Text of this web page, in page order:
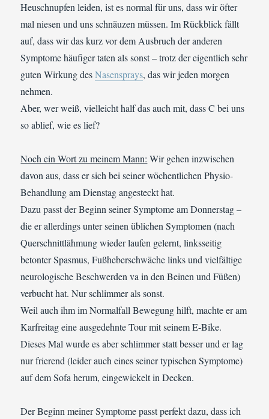
Heuschnupfen leiden, ist es normal für uns, dass wir öfter
mal niesen und uns schnäuzen müssen. Im Rückblick fällt
auf, dass wir das kurz vor dem Ausbruch der anderen
Symptome häufiger taten als sonst – trotz der eigentlich sehr
guten Wirkung desNasensprays, das wir jeden morgen
nehmen.
Aber, wer weiß, vielleicht half das auch mit, dass C bei uns
so ablief, wie es lief?
Noch ein Wort zu meinem Mann: Wir gehen inzwischen
davon aus, dass er sich bei seiner wöchentlichen Physio-
Behandlung am Dienstag angesteckt hat.
Dazu passt der Beginn seiner Symptome am Donnerstag –
die er allerdings unter seinen üblichen Symptomen (nach
Querschnittlähmung wieder laufen gelernt, linksseitig
betonter Spasmus, Fußheberschwäche links und vielfältige
neurologische Beschwerden va in den Beinen und Füßen)
verbucht hat. Nur schlimmer als sonst.
Weil auch ihm im Normalfall Bewegung hilft, machte er am
Karfreitag eine ausgedehnte Tour mit seinem E-Bike.
Dieses Mal wurde es aber schlimmer statt besser und er lag
nur frierend (leider auch eines seiner typischen Symptome)
auf dem Sofa herum, eingewickelt in Decken.
Der Beginn meiner Symptome passt perfekt dazu, dass ich